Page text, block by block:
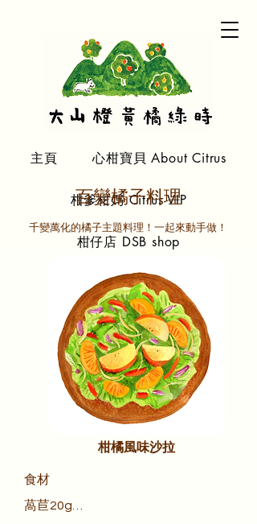
主頁 心柑寶貝 About Citrus
柑爹柑媽 Citrus VIP
柑仔店 DSB shop
關於我們 About Us
百變橘子料理
​千變萬化的橘子主題料理！一起來動手做！
柑橘風味沙拉
食材
萵苣20g